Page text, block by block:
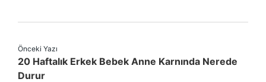
Önceki Yazı
20 Haftalık Erkek Bebek Anne Karnında Nerede
Durur